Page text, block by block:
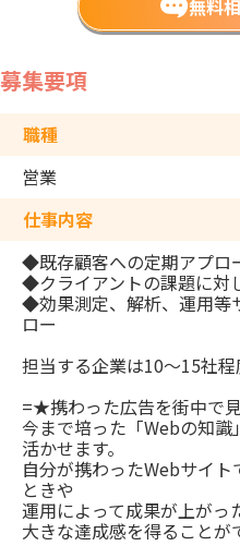
無料
募集要項
職種
営業
仕事内容
◆既存顧客への定期アプロ
◆クライアントの課題に対
◆効果測定、解析、運用等
ロー
担当する企業は10～15社程
=★携わった広告を街中で
今まで培った「Webの知
活かせます。
自分が携わったWebサイ
ときや
運用によって成果が上がっ
大きな達成感を得ること